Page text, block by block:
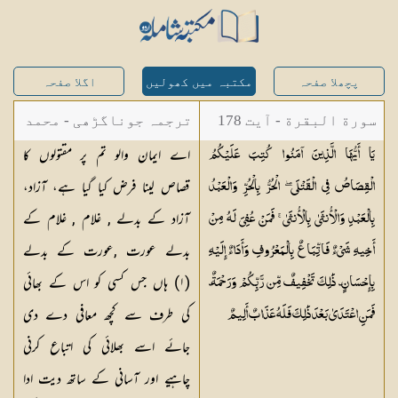
پچھلا صفحہ مکتبہ میں کھولیں اگلا صفحہ
سورة البقرة - آیت 178
يَا أَيُّهَا الَّذِينَ آمَنُوا كُتِبَ عَلَيْكُمُ
الْقِصَاصُ فِي الْقَتْلَى ۖ الْحُرُّ بِالْحُرِّ وَالْعَبْدُ
بِالْعَبْدِ وَالْأُنثَىٰ بِالْأُنثَىٰ ۚ فَمَنْ عُفِيَ لَهُ مِنْ
أَخِيهِ شَيْءٌ فَاتِّبَاعٌ بِالْمَعْرُوفِ وَأَدَاءٌ إِلَيْهِ
بِإِحْسَانٍ ۗ ذَٰلِكَ تَخْفِيفٌ مِّن رَّبِّكُمْ وَرَحْمَةٌ ۗ
فَمَنِ اعْتَدَىٰ بَعْدَ ذَٰلِكَ فَلَهُ عَذَابٌأَلِيمٌ
ترجمہ جوناگڑھی - محمد
جونا گڑھی
اے ایمان والو تم پر مقتولوں کا
قصاص لینا فرض کیا گیا ہے، آزاد،
آزاد کے بدلے , غلام , غلام کے
بدلے عورت ,عورت کے بدلے
(١) ہاں جس کسی کو اس کے بھائی
کی طرف سے کچھ معافی دے دی
جائے اسے بھلائی کی اتباع کرنی
چاہیے اور آسانی کے ساتھ دیت ادا